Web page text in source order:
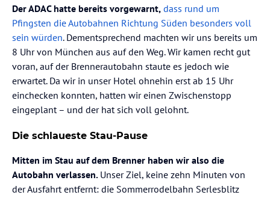
Der ADAC hatte bereits vorgewarnt, dass rund um
Pfingsten die Autobahnen Richtung Süden besonders voll
sein würden. Dementsprechend machten wir uns bereits um
8 Uhr von München aus auf den Weg. Wir kamen recht gut
voran, auf der Brennerautobahn staute es jedoch wie
erwartet. Da wir in unser Hotel ohnehin erst ab 15 Uhr
einchecken konnten, hatten wir einen Zwischenstopp
eingeplant – und der hat sich voll gelohnt.
Die schlaueste Stau-Pause
Mitten im Stau auf dem Brenner haben wir also die
Autobahn verlassen. Unser Ziel, keine zehn Minuten von
der Ausfahrt entfernt: die Sommerrodelbahn Serlesblitz